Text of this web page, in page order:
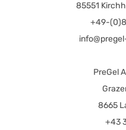
85551
+49-
PreGel
8665
+43